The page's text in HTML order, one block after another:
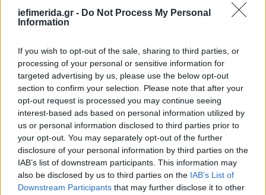
iefimerida.gr - Do Not Process My Personal
Information
If you wish to opt-out of the sale, sharing to third parties, or
processing of your personal or sensitive information for
targeted advertising by us, please use the below opt-out
section to confirm your selection. Please note that after your
opt-out request is processed you may continue seeing
interest-based ads based on personal information utilized by
us or personal information disclosed to third parties prior to
your opt-out. You may separately opt-out of the further
disclosure of your personal information by third parties on the
IAB’s list of downstream participants. This information may
also be disclosed by us to third parties on the IAB’s List of
Downstream Participants that may further disclose it to other
μέγεθος της καταστροφής, με πυκνούς καπνούς να
εξαπλώνονται γρήγορα στους ορόφους του
ξενοδοχείου.